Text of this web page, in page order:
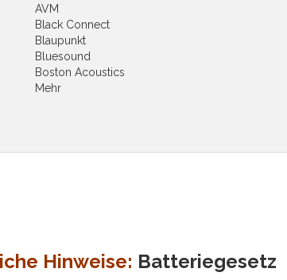
AVM
Black Connect
Blaupunkt
Bluesound
Boston Acoustics
Mehr
Hinweise: Batteriegesetz